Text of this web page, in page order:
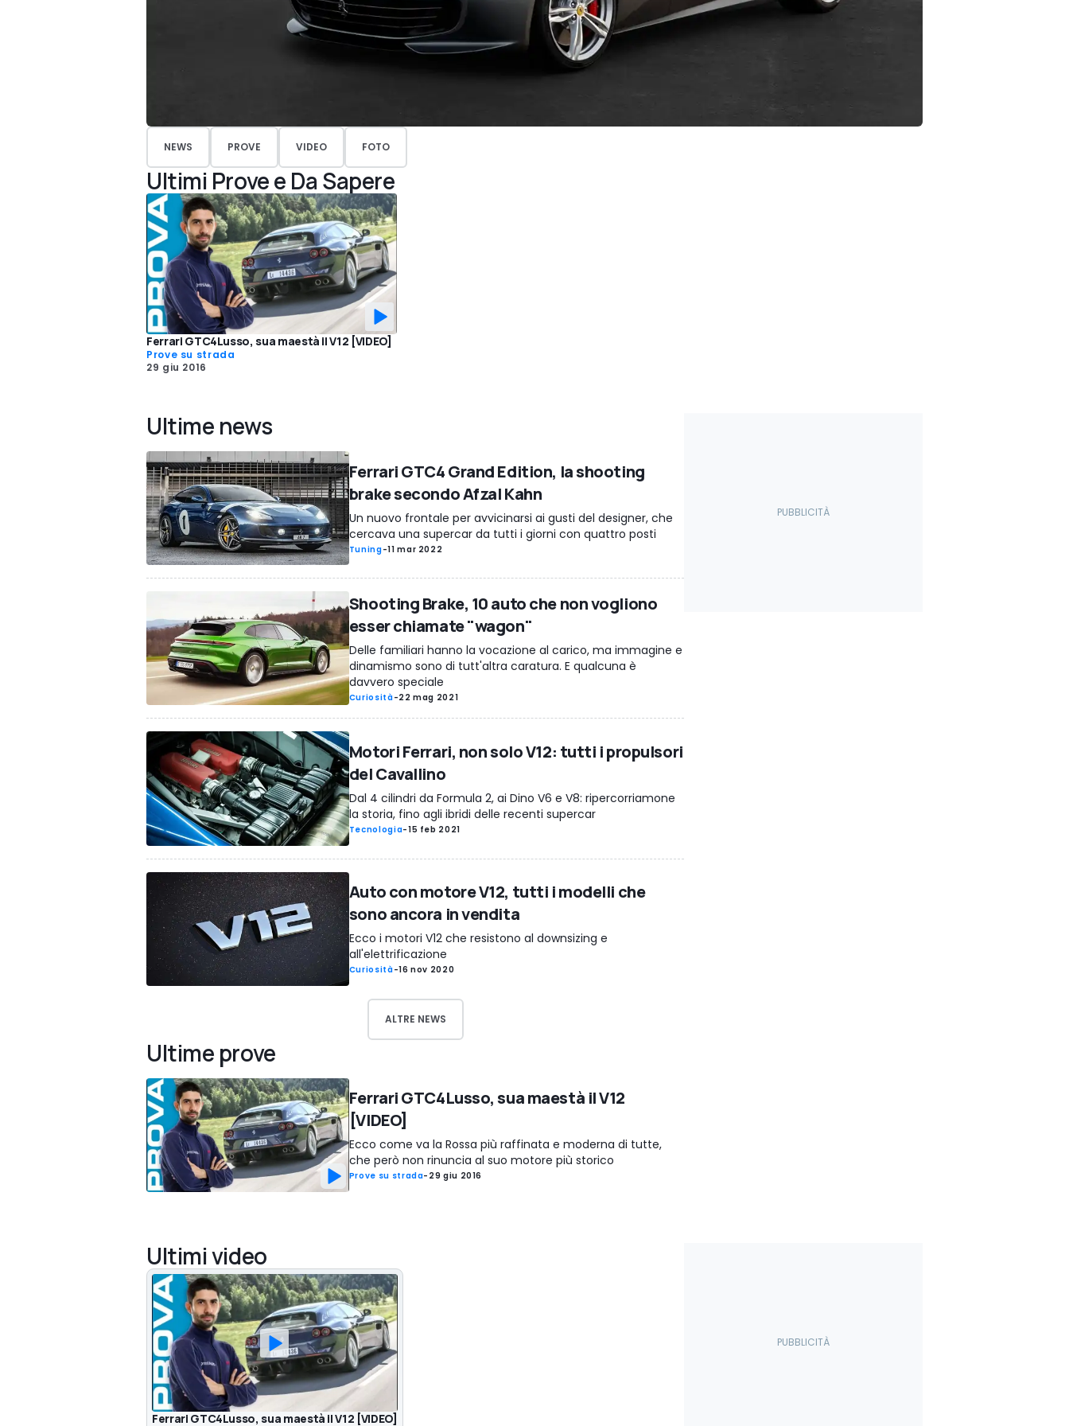
NEWS PROVE VIDEO FOTO
Ultimi Prove e Da Sapere
Ferrari GTC4Lusso, sua maestà il V12 [VIDEO]
Prove su strada
29 giu 2016
Ultime news
Ferrari GTC4 Grand Edition, la shooting
brake secondo Afzal Kahn
Un nuovo frontale per avvicinarsi ai gusti del designer, che
cercava una supercar da tutti i giorni con quattro posti
Tuning-11 mar 2022
Shooting Brake, 10 auto che non vogliono
esser chiamate "wagon"
Delle familiari hanno la vocazione al carico, ma immagine e
dinamismo sono di tutt'altra caratura. E qualcuna è
davvero speciale
Curiosità-22 mag 2021
Motori Ferrari, non solo V12: tutti i propulsori
del Cavallino
Dal 4 cilindri da Formula 2, ai Dino V6 e V8: ripercorriamone
la storia, fino agli ibridi delle recenti supercar
Tecnologia-15 feb 2021
Auto con motore V12, tutti i modelli che
sono ancora in vendita
Ecco i motori V12 che resistono al downsizing e
all'elettrificazione
Curiosità-16 nov 2020
ALTRE NEWS
Ultime prove
Ferrari GTC4Lusso, sua maestà il V12
[VIDEO]
Ecco come va la Rossa più raffinata e moderna di tutte,
che però non rinuncia al suo motore più storico
Prove su strada- 29 giu 2016
Ultimi video
Ferrari GTC4Lusso, sua maestà il V12 [VIDEO]